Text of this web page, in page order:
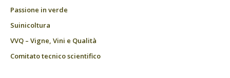
Passione in verde
Suinicoltura
VVQ – Vigne, Vini e Qualità
Comitato tecnico scientifico